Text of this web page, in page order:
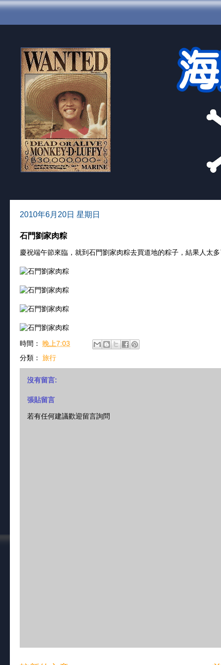
2010年6月20日 星期日
石門劉家肉粽
慶祝端午節來臨，就到石門劉家肉粽去買道地的粽子，結果人太
時間： 晚上7:03
分類： 旅行
沒有留言:
張貼留言
若有任何建議歡迎留言詢問